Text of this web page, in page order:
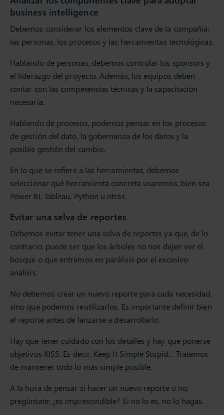
business intelligence
Debemos considerar los elementos clave de la compañía:
las personas, los procesos y las herramientas tecnológicas.
Hablando de personas, debemos controlar los sponsors y
el liderazgo del proyecto. Además, los equipos deben
contar con las competencias técnicas y la capacitación
necesaria.
Hablando de procesos, podemos pensar en los procesos
de gestión del dato, la gobernanza de los datos y la
posible gestión del cambio.
En lo que se refiere a las herramientas, debemos
seleccionar qué herramienta concreta usaremos, bien sea
Power BI, Tableau, Python u otras.
Evitar una selva de reportes
Debemos evitar tener una selva de reportes ya que, de lo
contrario, puede ser que los árboles no nos dejen ver el
bosque o que entremos en parálisis por el excesivo
análisis.
No debemos crear un nuevo reporte para cada necesidad,
sino que podemos reutilizarlos. Es importante definir bien
el reporte antes de lanzarse a desarrollarlo.
Hay que tener cuidado con los detalles y hay que ponerse
objetivos KISS. Es decir, Keep It Simple Stupid… Tratemos
de mantener todo lo más simple posible.
A la hora de pensar si hacer un nuevo reporte o no,
pregúntate: ¿es imprescindible? Si no lo es, no lo hagas.